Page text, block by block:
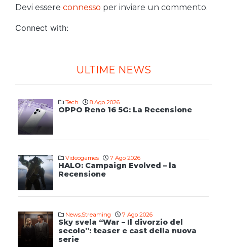
Devi essere connesso per inviare un commento.
Connect with:
ULTIME NEWS
Tech 8 Ago 2026
OPPO Reno 16 5G: La Recensione
Videogames 7 Ago 2026
HALO: Campaign Evolved – la
Recensione
News,Streaming 7 Ago 2026
Sky svela “War – Il divorzio del
secolo”: teaser e cast della nuova
serie